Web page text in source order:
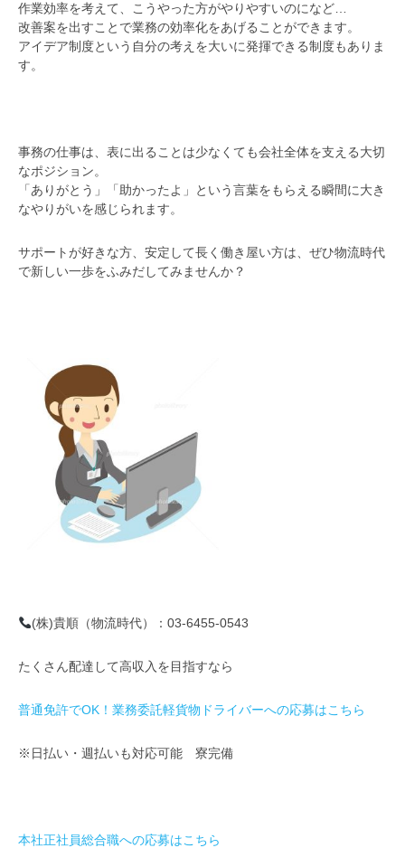
作業効率を考えて、こうやった方がやりやすいのになど…
改善案を出すことで業務の効率化をあげることができます。
アイデア制度という自分の考えを大いに発揮できる制度もありま
す。
事務の仕事は、表に出ることは少なくても会社全体を支える大切
なポジション。
「ありがとう」「助かったよ」という言葉をもらえる瞬間に大き
なやりがいを感じられます。
サポートが好きな方、安定して長く働き屋い方は、ぜひ物流時代
で新しい一歩をふみだしてみませんか？
(株)貴順（物流時代）：03-6455-0543
たくさん配達して高収入を目指すなら
普通免許でOK！業務委託軽貨物ドライバーへの応募はこちら
※日払い・週払いも対応可能 寮完備
本社正社員総合職への応募はこちら